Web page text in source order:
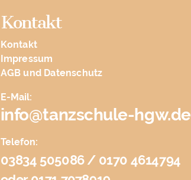
Kontakt
Kontakt
Impressum
AGB und Datenschutz
E-Mail:
info@tanzschule-hgw.de
Telefon:
03834 505086 / 0170 4614794